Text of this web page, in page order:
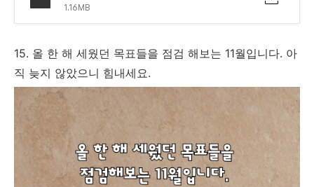
1.16MB
15. 올 한 해 세웠던 목표들을 점검 해보는 11월입니다. 아
직 늦지 않았으니 힘내세요.